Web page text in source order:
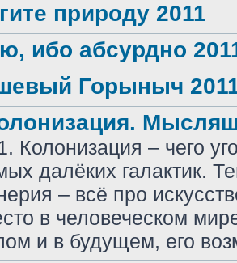
природу 2011
ибо абсурдно
Горыныч
Колонизация – чего
далёких галактик.
– всё про
в человеческом
и в будущем, его